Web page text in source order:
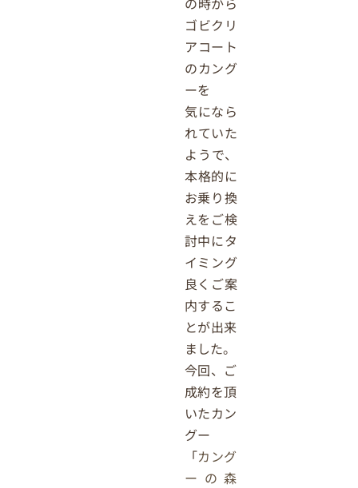
ゴビクリ
アコート
のカング
ーを
気になら
れていた
ようで、
本格的に
お乗り換
えをご検
討中にタ
イミング
良くご案
内するこ
とが出来
ました。
今回、ご
成約を頂
いたカン
グー
「カング
ーの森